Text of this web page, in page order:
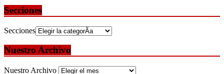
Secciones
Secciones
Nuestro Archivo
Nuestro Archivo